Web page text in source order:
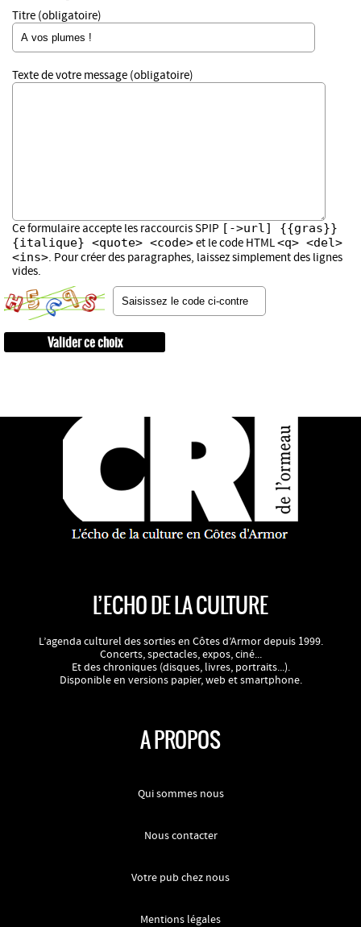
Titre (obligatoire)
Texte de votre message (obligatoire)
Ce formulaire accepte les raccourcis SPIP [->url] {{gras}}
{italique} <quote> <code>et le code HTML<q> <del>
<ins>. Pour créer des paragraphes, laissez simplement des lignes
vides.
L’ECHO DE LA CULTURE
L’agenda culturel des sorties en Côtes d’Armor depuis 1999.
Concerts, spectacles, expos, ciné...
Et des chroniques (disques, livres, portraits...).
Disponible en versions papier, web et smartphone.
A PROPOS
Qui sommes nous
Nous contacter
Votre pub chez nous
Mentions légales